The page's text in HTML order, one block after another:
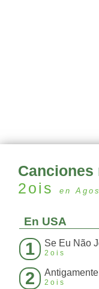
Canciones
2ois
en
En USA
1 2ois
2 2ois